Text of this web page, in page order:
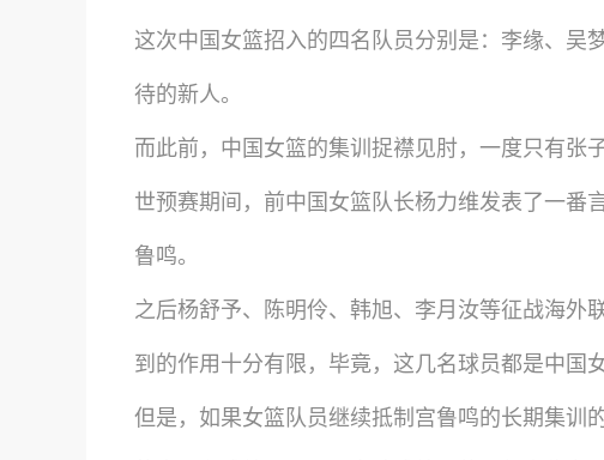
这次中国女篮招入的四名队员分别是：李缘、吴
待的新人。
而此前，中国女篮的集训捉襟见肘，一度只有张
世预赛期间，前中国女篮队长杨力维发表了一番
鲁鸣。
之后杨舒予、陈明伶、韩旭、李月汝等征战海外
到的作用十分有限，毕竟，这几名球员都是中国
但是，如果女篮队员继续抵制宫鲁鸣的长期集训